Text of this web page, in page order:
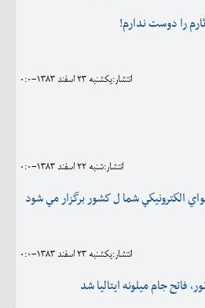
را دوست ندارم!
انتشار:يکشنبه 23 اسفند 1383-0:0
انتشار:شنبه 22 اسفند 1383-0:0
الكترونيكي شما ل كشور برگزار مي شود
انتشار:يکشنبه 23 اسفند 1383-0:0
فاتح جام ميلونه ايتاليا شد